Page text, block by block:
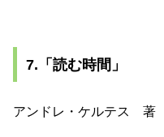
7.「読む時間」
アンドレ・ケルテス